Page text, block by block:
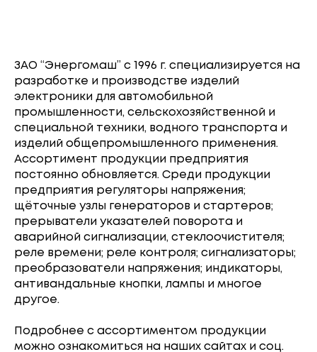
ЗАО “Энергомаш” с 1996 г. специализируется на
разработке и производстве изделий
электроники для автомобильной
промышленности, сельскохозяйственной и
специальной техники, водного транспорта и
изделий общепромышленного применения.
Ассортимент продукции предприятия
постоянно обновляется. Среди продукции
предприятия регуляторы напряжения;
щёточные узлы генераторов и стартеров;
прерыватели указателей поворота и
аварийной сигнализации, стеклоочистителя;
реле времени; реле контроля; сигнализаторы;
преобразователи напряжения; индикаторы,
антивандальные кнопки, лампы и многое
другое.
Подробнее с ассортиментом продукции
можно ознакомиться на наших сайтах и соц.